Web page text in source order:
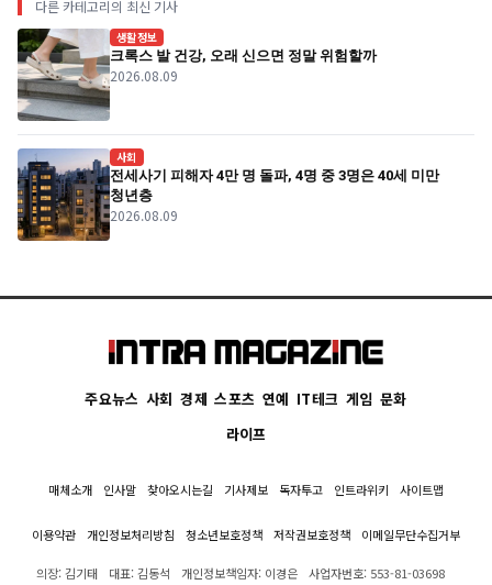
다른 카테고리의 최신 기사
생활정보
크록스 발 건강, 오래 신으면 정말 위험할까
2026.08.09
사회
전세사기 피해자 4만 명 돌파, 4명 중 3명은 40세 미만
청년층
2026.08.09
주요뉴스 사회 경제 스포츠 연예 IT테크 게임 문화
라이프
매체소개 인사말 찾아오시는길 기사제보 독자투고 인트라위키 사이트맵
이용약관 개인정보처리방침 청소년보호정책 저작권보호정책 이메일무단수집거부
의장: 김기태 대표: 김동석 개인정보책임자: 이경은
사업자번호: 553-81-03698